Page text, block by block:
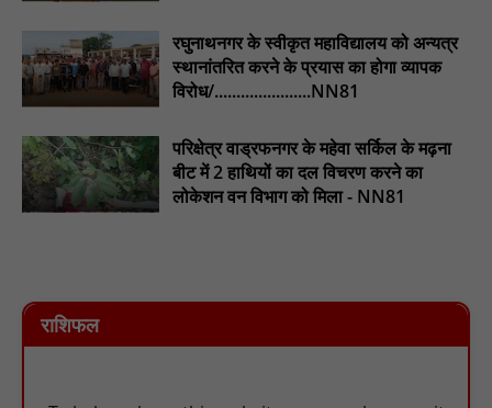
रघुनाथनगर के स्वीकृत महाविद्यालय को अन्यत्र
स्थानांतरित करने के प्रयास का होगा व्यापक
विरोध/......................NN81
परिक्षेत्र वाड्रफनगर के महेवा सर्किल के मढ़ना
बीट में 2 हाथियों का दल विचरण करने का
लोकेशन वन विभाग को मिला - NN81
राशिफल